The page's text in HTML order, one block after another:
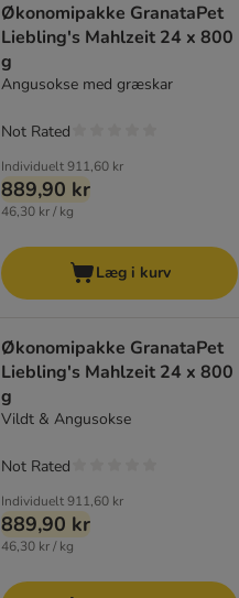
Økonomipakke GranataPet
Liebling's Mahlzeit 24 x 800
g
Angusokse med græskar
Individuelt911,60 kr
889,90 kr
46,30 kr / kg
Not Rated
Læg i kurv
Økonomipakke GranataPet
Liebling's Mahlzeit 24 x 800
g
Vildt & Angusokse
Individuelt911,60 kr
889,90 kr
46,30 kr / kg
Not Rated